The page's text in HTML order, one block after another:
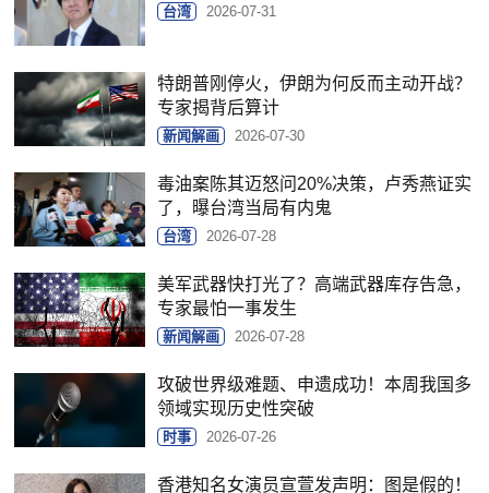
台湾 2026-07-31
特朗普刚停火，伊朗为何反而主动开战？
专家揭背后算计
新闻解画 2026-07-30
毒油案陈其迈怒问20%决策，卢秀燕证实
了，曝台湾当局有内鬼
台湾 2026-07-28
美军武器快打光了？高端武器库存告急，
专家最怕一事发生
新闻解画 2026-07-28
攻破世界级难题、申遗成功！本周我国多
领域实现历史性突破
时事 2026-07-26
香港知名女演员宣萱发声明：图是假的！